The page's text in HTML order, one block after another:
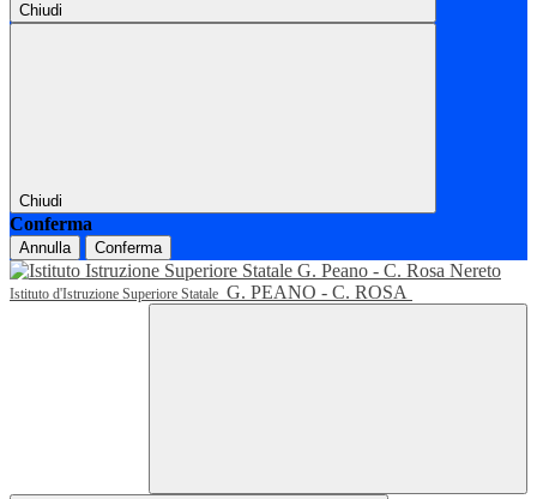
Chiudi
Chiudi
Conferma
Annulla Conferma
Istituto d'Istruzione Superiore Statale G. PEANO - C. ROSA